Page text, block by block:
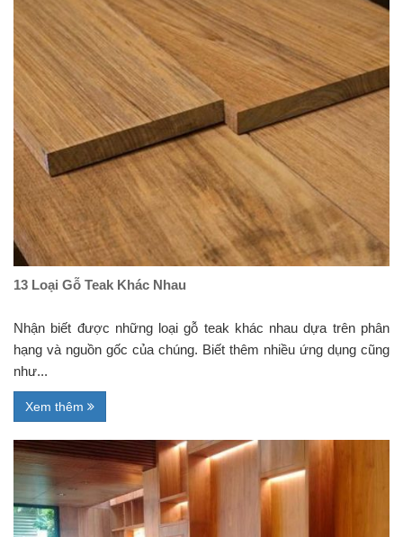
13 Loại Gỗ Teak Khác Nhau
Nhận biết được những loại gỗ teak khác nhau dựa trên phân
hạng và nguồn gốc của chúng. Biết thêm nhiều ứng dụng cũng
như...
Xem thêm